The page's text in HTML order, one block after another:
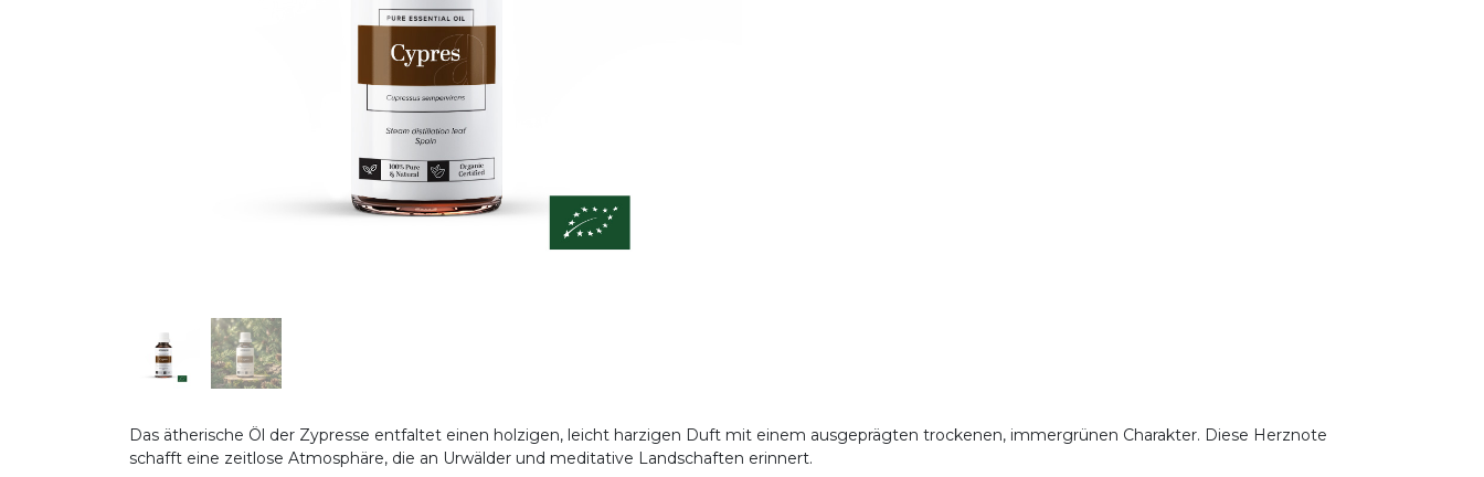
Das ätherische Öl der Zypresse entfaltet einen holzigen, leicht harzigen Duft mit einem ausgeprägten trockenen, immergrünen Charakter. Diese Herznote
schafft eine zeitlose Atmosphäre, die an Urwälder und meditative Landschaften erinnert.